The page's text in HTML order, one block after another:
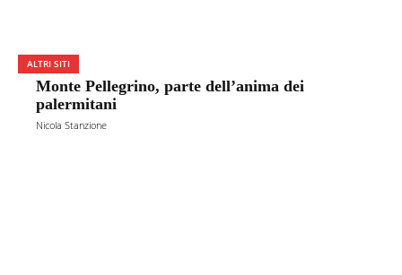
ALTRI SITI
Monte Pellegrino, parte dell’anima dei
palermitani
Nicola Stanzione